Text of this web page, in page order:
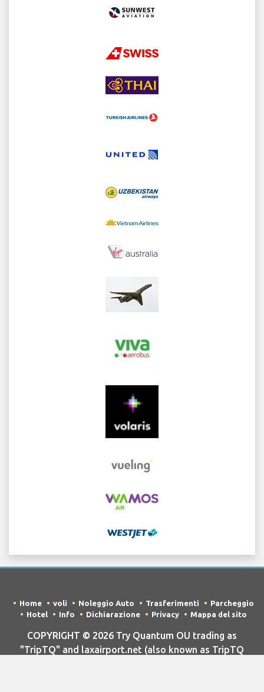
Home voli Noleggio Auto Trasferimenti
Parcheggio
Hotel
Info Dichiarazione Privacy Mappa del sito
COPYRIGHT © 2026 Try Quantum OU trading as
"TripTQ" and laxairport.net (also known as TripTQ